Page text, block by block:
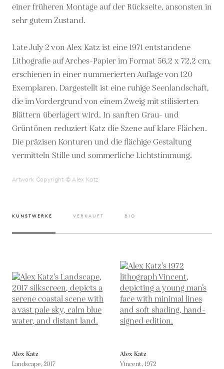
einer früheren Montage auf der Rückseite, ansonsten in
sehr gutem Zustand.
Late July 2 von Alex Katz ist eine 1971 entstandene
Lithografie auf Arches-Papier im Format 56,2 x 72,2 cm,
erschienen in einer nummerierten Auflage von 120
Exemplaren. Dargestellt ist eine ruhige Seenlandschaft,
die im Vordergrund von einem Zweig mit stilisierten
Blättern überlagert wird. In sanften Grau- und
Grüntönen reduziert Katz die Szene auf klare Flächen.
Die präzisen Konturen und die flächige Gestaltung
vermitteln Stille und sommerliche Lichtstimmung.
Artwork Copyright © Alex Katz
KUNSTWERKE VERKAUFT BIO
Alex Katz
Landscape,2017
Alex Katz
Vincent, 1972